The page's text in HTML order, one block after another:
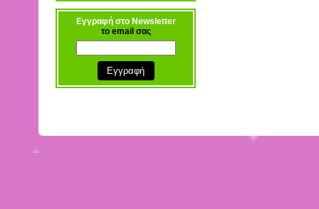
Εγγραφή στο Newsletter
το email σας